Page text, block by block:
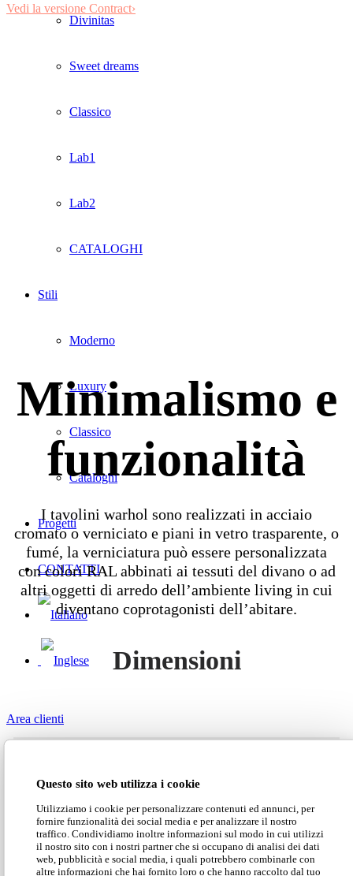
Questo sito web utilizza i cookie
Utilizziamo i cookie per personalizzare contenuti ed annunci, per
fornire funzionalità dei social media e per analizzare il nostro
traffico. Condividiamo inoltre informazioni sul modo in cui utilizzi
il nostro sito con i nostri partner che si occupano di analisi dei dati
web, pubblicità e social media, i quali potrebbero combinarle con
altre informazioni che hai fornito loro o che hanno raccolto dal tuo
Divinitas
Sweet dreams
Classico
Lab1
Lab2
CATALOGHI
Stili
Moderno
Luxury
Classico
Cataloghi
Progetti
CONTATTI
Area clienti
Vedi la versione Contract›
Minimalismo e
funzionalità
I tavolini warhol sono realizzati in acciaio
cromato o verniciato e piani in vetro trasparente, o
fumé, la verniciatura può essere personalizzata
con colori RAL abbinati ai tessuti del divano o ad
altri oggetti di arredo dell’ambiente living in cui
diventano coprotagonisti dell’abitare.
Dimensioni
Scarica il listino